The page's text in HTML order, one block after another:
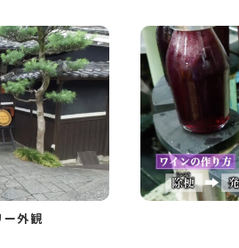
ー外観